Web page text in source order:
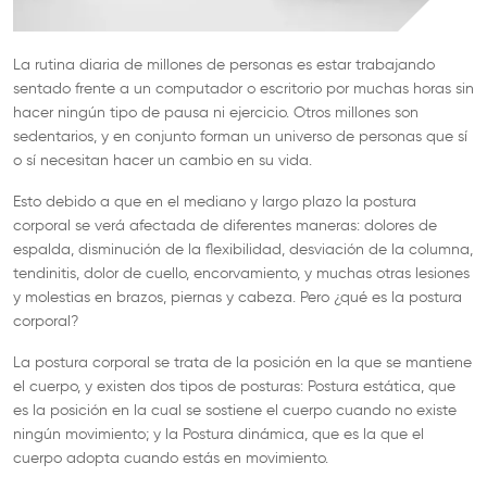
La rutina diaria de millones de personas es estar trabajando
sentado frente a un computador o escritorio por muchas horas sin
hacer ningún tipo de pausa ni ejercicio. Otros millones son
sedentarios, y en conjunto forman un universo de personas que sí
o sí necesitan hacer un cambio en su vida.
Esto debido a que en el mediano y largo plazo la postura
corporal se verá afectada de diferentes maneras: dolores de
espalda, disminución de la flexibilidad, desviación de la columna,
tendinitis, dolor de cuello, encorvamiento, y muchas otras lesiones
y molestias en brazos, piernas y cabeza. Pero ¿qué es la postura
corporal?
La postura corporal se trata de la posición en la que se mantiene
el cuerpo, y existen dos tipos de posturas: Postura estática, que
es la posición en la cual se sostiene el cuerpo cuando no existe
ningún movimiento; y la Postura dinámica, que es la que el
cuerpo adopta cuando estás en movimiento.